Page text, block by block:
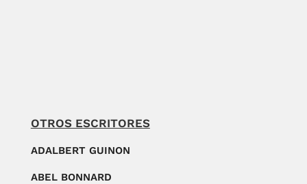
OTROS ESCRITORES
ADALBERT GUINON
ABEL BONNARD